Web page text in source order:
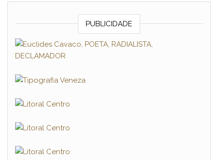
PUBLICIDADE